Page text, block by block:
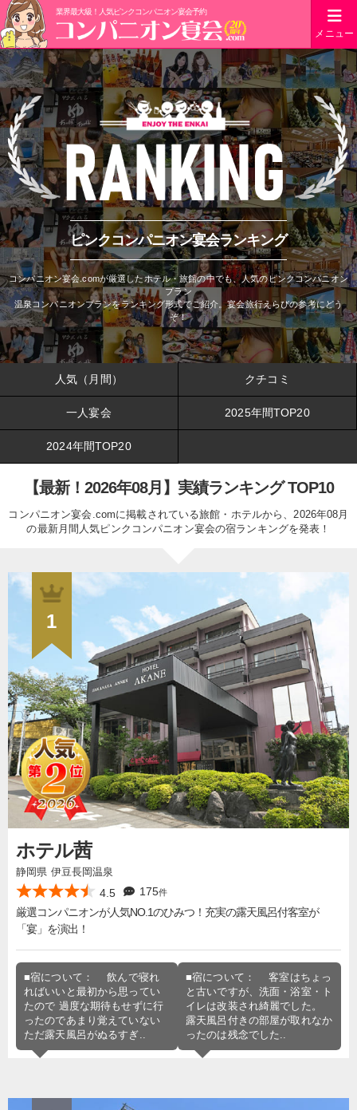
業界最大級！人気ピンクコンパニオン宴会予約
メニュー
ピンクコンパニオン宴会ランキング
コンパニオン宴会.comが厳選したホテル・旅館の中でも、人気のピンクコンパニオン
プラン
温泉コンパニオンプランをランキング形式でご紹介。宴会旅行えらびの参考にどう
ぞ！
人気（月間） クチコミ
一人宴会 2025年間TOP20
2024年間TOP20
【最新！2026年08月】実績ランキング TOP10
コンパニオン宴会.comに掲載されている旅館・ホテルから、2026年08月
の最新月間人気ピンクコンパニオン宴会の宿ランキングを発表！
1
ホテル茜
静岡県 伊豆長岡温泉
4.5 175件
厳選コンパニオンが人気NO.1のひみつ！充実の露天風呂付客室が
「宴」を演出！
■宿について： 飲んで寝れ
ればいいと最初から思ってい
たので 過度な期待もせずに行
ったのであまり覚えていない
ただ露天風呂がぬるすぎ..
■宿について： 客室はちょっ
と古いですが、洗面・浴室・ト
イレは改装され綺麗でした。
露天風呂付きの部屋が取れなか
ったのは残念でした..